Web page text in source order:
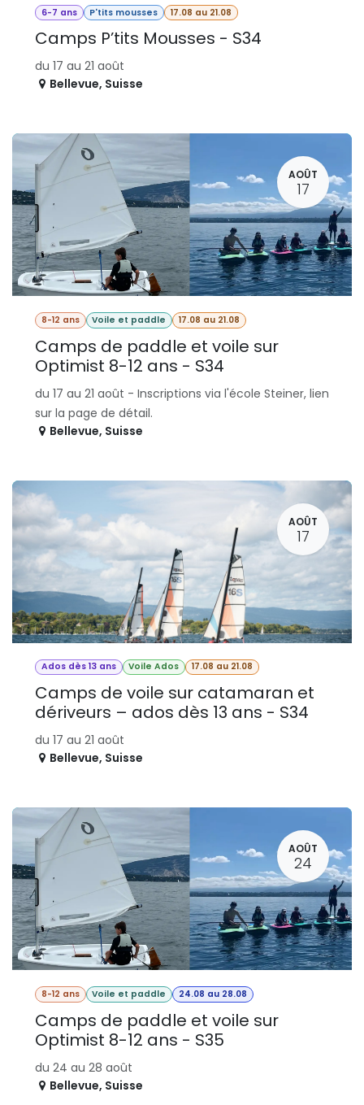
6-7 ans P'tits mousses 17.08 au 21.08
Camps P’tits Mousses - S34
du 17 au 21 août
Bellevue, Suisse
AOÛT
17
8-12 ans Voile et paddle 17.08 au 21.08
Camps de paddle et voile sur
Optimist 8-12 ans - S34
du 17 au 21 août - Inscriptions via l'école Steiner, lien
sur la page de détail.
Bellevue, Suisse
AOÛT
17
Ados dès 13 ans Voile Ados 17.08 au 21.08
Camps de voile sur catamaran et
dériveurs – ados dès 13 ans - S34
du 17 au 21 août
Bellevue, Suisse
AOÛT
24
8-12 ans Voile et paddle 24.08 au 28.08
Camps de paddle et voile sur
Optimist 8-12 ans - S35
du 24 au 28 août
Bellevue, Suisse